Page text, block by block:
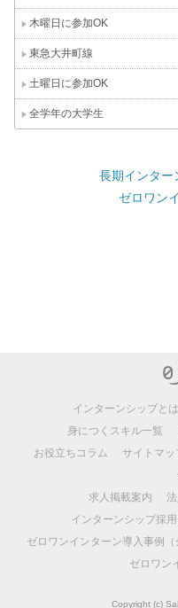
木曜日に参加OK
東急大井町線
土曜日に参加OK
全学年の大学生
長期インター
ゼロワン
インターンシップと
身につくスキル一覧
お役立ちコラム
サイトマッ
求人掲載案内
インターンシップ採
ゼロワンインターン導入事例（
ゼロワン
Copyright (c)